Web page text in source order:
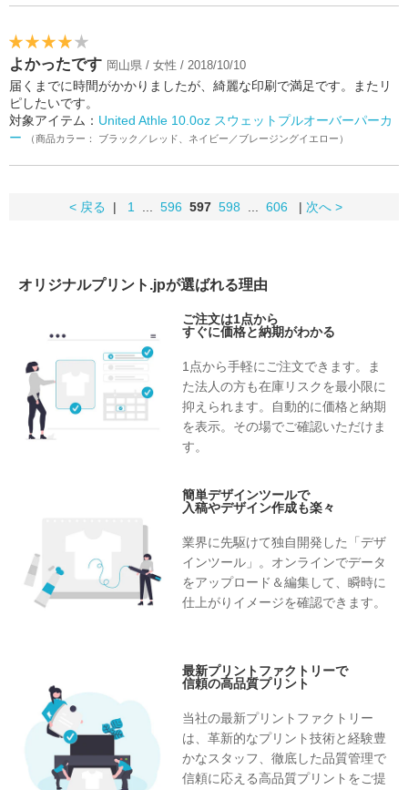
よかったです 岡山県 / 女性 / 2018/10/10
届くまでに時間がかかりましたが、綺麗な印刷で満足です。またリ
ピしたいです。
対象アイテム： United Athle 10.0oz スウェットプルオーバーパーカ
ー
（商品カラー： ブラック／レッド、ネイビー／ブレージングイエロー）
< 戻る | 1 596 597 598 606 | 次へ >
オリジナルプリント.jpが選ばれる理由
ご注文は1点から
すぐに価格と納期がわかる
1点から手軽にご注文できます。ま
た法人の方も在庫リスクを最小限に
抑えられます。自動的に価格と納期
を表示。その場でご確認いただけま
す。
簡単デザインツールで
入稿やデザイン作成も楽々
業界に先駆けて独自開発した「デザ
インツール」。オンラインでデータ
をアップロード＆編集して、瞬時に
仕上がりイメージを確認できます。
最新プリントファクトリーで
信頼の高品質プリント
当社の最新プリントファクトリー
は、革新的なプリント技術と経験豊
かなスタッフ、徹底した品質管理で
信頼に応える高品質プリントをご提